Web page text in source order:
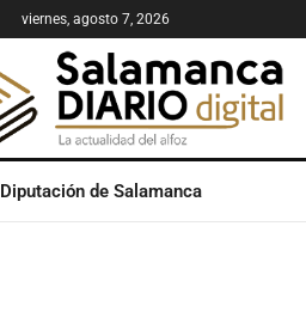
viernes, agosto 7, 2026
Diputación de Salamanca